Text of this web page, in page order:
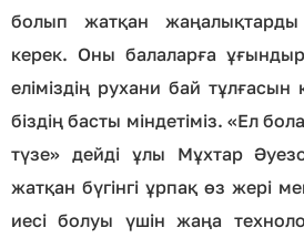
болып жатқан жаңалықтарды
керек. Оны балаларға
еліміздің рухани бай
біздің басты міндетіміз. «Ел
түзе» дейді ұлы Мұхтар
жатқан бүгінгі ұрпақ өз жері
иесі болуы үшін жаңа